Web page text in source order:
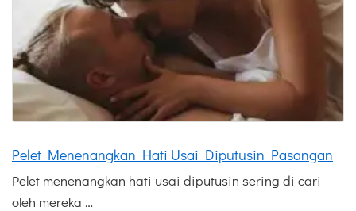
Pelet Menenangkan Hati Usai Diputusin Pasangan
Pelet menenangkan hati usai diputusin sering di cari
oleh mereka …